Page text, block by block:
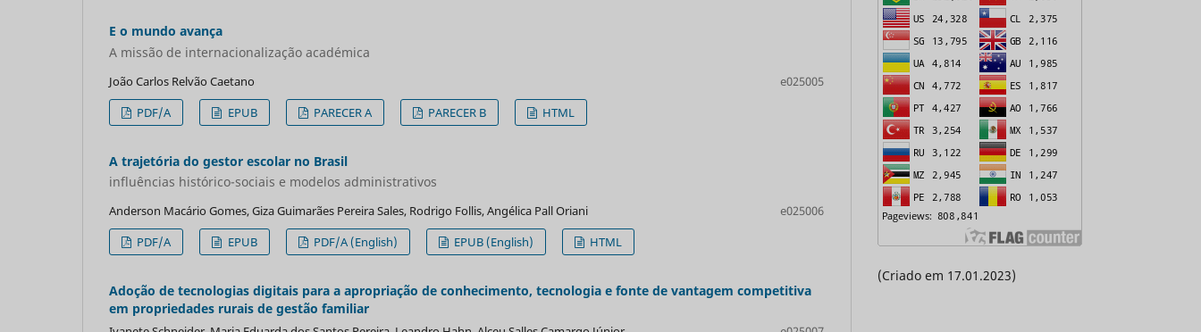
E o mundo avança
A missão de internacionalização académica
João Carlos Relvão Caetano
e025005
PDF/A
EPUB PARECER A PARECER B HTML
A trajetória do gestor escolar no Brasil
influências histórico-sociais e modelos administrativos
Anderson Macário Gomes, Giza Guimarães Pereira Sales, Rodrigo Follis, Angélica Pall Oriani
e025006
PDF/A
EPUB PDF/A (English) EPUB (English) HTML
Adoção de tecnologias digitais para a apropriação de conhecimento, tecnologia e fonte de vantagem competitiva
em propriedades rurais de gestão familiar
(Criado em 17.01.2023)